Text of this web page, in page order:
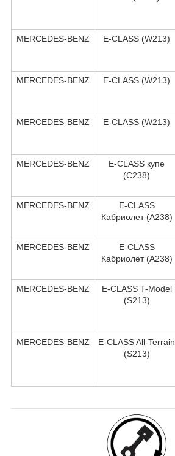
MERCEDES-BENZ
E-CLASS (W213)
MERCEDES-BENZ
E-CLASS (W213)
MERCEDES-BENZ
E-CLASS (W213)
MERCEDES-BENZ
E-CLASS купе
(C238)
MERCEDES-BENZ
E-CLASS
Кабриолет (A238)
MERCEDES-BENZ
E-CLASS
Кабриолет (A238)
MERCEDES-BENZ
E-CLASS T-Model
(S213)
MERCEDES-BENZ
E-CLASS All-Terrain
(S213)